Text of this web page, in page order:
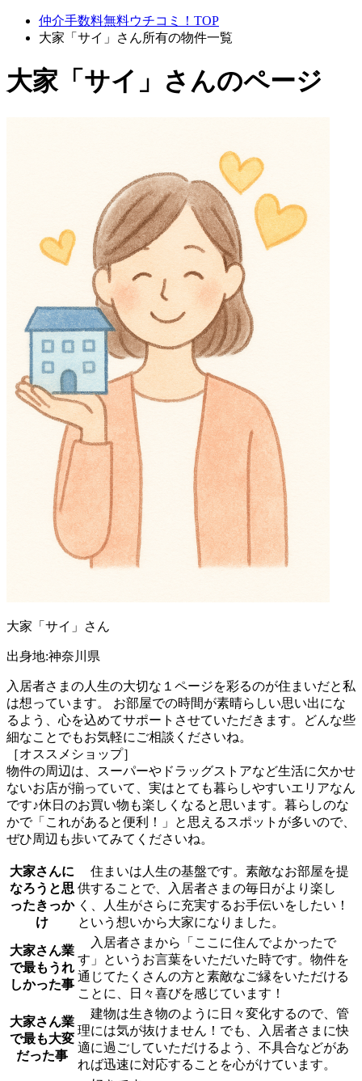
仲介手数料無料ウチコミ！TOP
大家「サイ」さん所有の物件一覧
大家「サイ」さんのページ
大家「サイ」さん
出身地:神奈川県
入居者さまの人生の大切な１ページを彩るのが住まいだと私
は想っています。 お部屋での時間が素晴らしい思い出にな
るよう、心を込めてサポートさせていただきます。どんな些
細なことでもお気軽にご相談くださいね。
［オススメショップ］
物件の周辺は、スーパーやドラッグストアなど生活に欠かせ
ないお店が揃っていて、実はとても暮らしやすいエリアなん
です♪休日のお買い物も楽しくなると思います。暮らしのな
かで「これがあると便利！」と思えるスポットが多いので、
ぜひ周辺も歩いてみてくださいね。
大家さんに
なろうと思
ったきっか
け
住まいは人生の基盤です。素敵なお部屋を提
供することで、入居者さまの毎日がより楽し
く、人生がさらに充実するお手伝いをしたい！
という想いから大家になりました。
大家さん業
で最もうれ
しかった事
入居者さまから「ここに住んでよかったで
す」というお言葉をいただいた時です。物件を
通じてたくさんの方と素敵なご縁をいただける
ことに、日々喜びを感じています！
大家さん業
で最も大変
だった事
建物は生き物のように日々変化するので、管
理には気が抜けません！でも、入居者さまに快
適に過ごしていただけるよう、不具合などがあ
れば迅速に対応することを心がけています。